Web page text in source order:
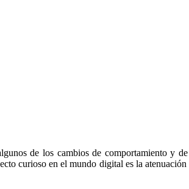
de los cambios de comportamiento y
curioso en el mundo digital es la